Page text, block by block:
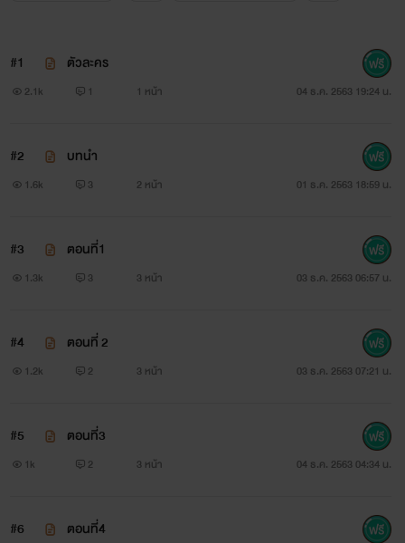
#1 ตัวละคร
2.1k 1 1 หน้า 04 ธ.ค. 2563 19:24 น.
#2 บทนำ
1.6k 3 2 หน้า 01 ธ.ค. 2563 18:59 น.
#3 ตอนที่1
1.3k 3 3 หน้า 03 ธ.ค. 2563 06:57 น.
#4 ตอนที่ 2
1.2k 2 3 หน้า 03 ธ.ค. 2563 07:21 น.
#5 ตอนที่3
1k 2 3 หน้า 04 ธ.ค. 2563 04:34 น.
#6 ตอนที่4